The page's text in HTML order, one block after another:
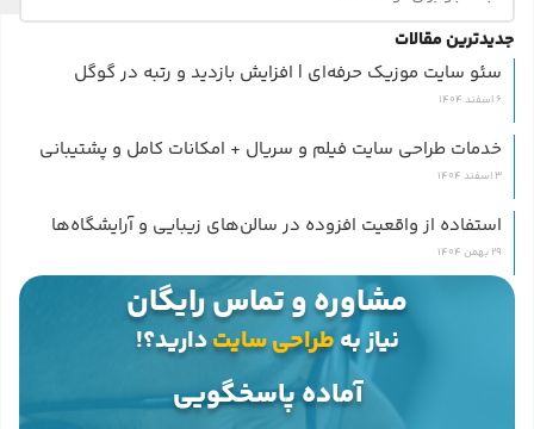
جدیدترین مقالات
سئو سایت موزیک حرفه‌ای | افزایش بازدید و رتبه در گوگل
6 اسفند 1404
خدمات طراحی سایت فیلم و سریال + امکانات کامل و پشتیبانی
3 اسفند 1404
استفاده از واقعیت افزوده در سالن‌های زیبایی و آرایشگاه‌ها
29 بهمن 1404
مشاوره و تماس رایگان
نیاز بهطراحی سایتدارید؟!
آماده پاسخگویی